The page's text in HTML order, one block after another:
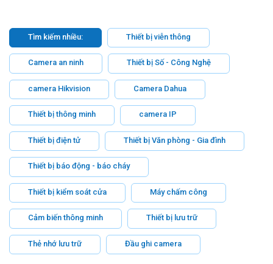
Tìm kiếm nhiều: Thiết bị viễn thông
Camera an ninh Thiết bị Số - Công Nghệ
camera Hikvision Camera Dahua
Thiết bị thông minh camera IP
Thiết bị điện tử Thiết bị Văn phòng - Gia đình
Thiết bị báo động - báo cháy
Thiết bị kiểm soát cửa Máy chấm công
Cảm biến thông minh Thiết bị lưu trữ
Thẻ nhớ lưu trữ Đầu ghi camera